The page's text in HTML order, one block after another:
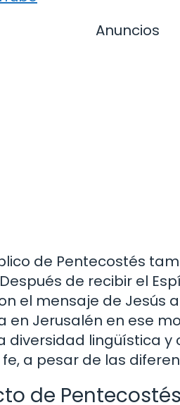
Anuncios
de Pentecostés
de recibir el
el mensaje de Jesús
en Jerusalén en ese
diversidad lingüística
a pesar de las
de